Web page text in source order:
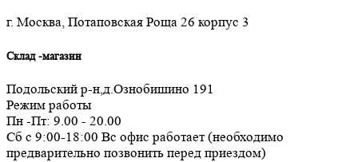
г. Москва, Потаповская Роща 26 корпус 3
Склад -магазин
Подольский р-н,д.Ознобишино 191
Режим работы
Пн -Пт: 9.00 - 20.00
Сб с 9:00-18:00 Вс офис работает (необходимо
предварительно позвонить перед приездом)